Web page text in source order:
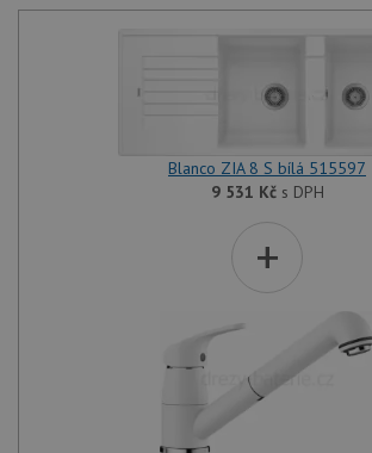
Blanco ZIA 8 S bílá 515597
9 531 Kčs DPH
+